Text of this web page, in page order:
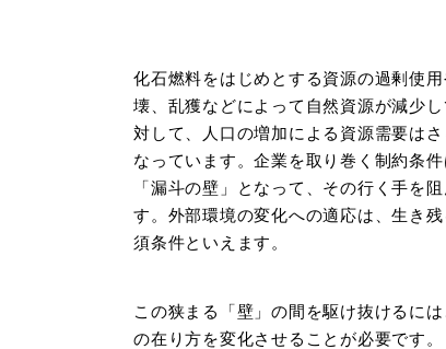
化石燃料をはじめとする資源の過剰使
壊、乱獲などによって自然資源が減少
対して、人口の増加による資源需要はさ
なっています。企業を取り巻く制約条
「漏斗の壁」となって、その行く手を
す。外部環境の変化への適応は、生き
須条件といえます。
この狭まる「壁」の間を駆け抜けるに
の在り方を変化させることが必要です。